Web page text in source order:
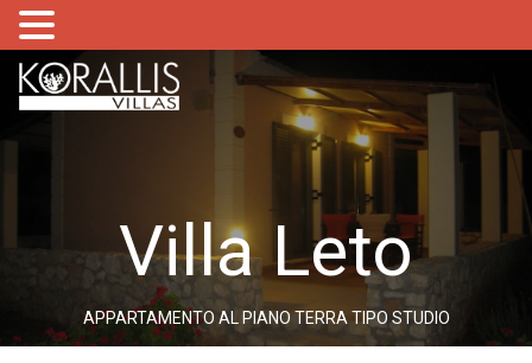
Villa Leto
APPARTAMENTO AL PIANO TERRA TIPO STUDIO